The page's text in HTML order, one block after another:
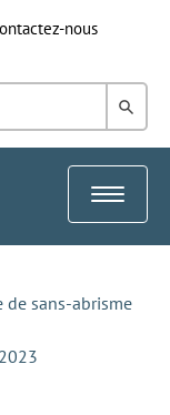
nous
dans
Toggle
sans-abrisme